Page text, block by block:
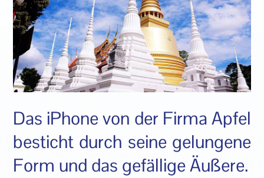
Das iPhone von der Firma Apfel
besticht durch seine gelungene
Form und das gefällige Äußere.